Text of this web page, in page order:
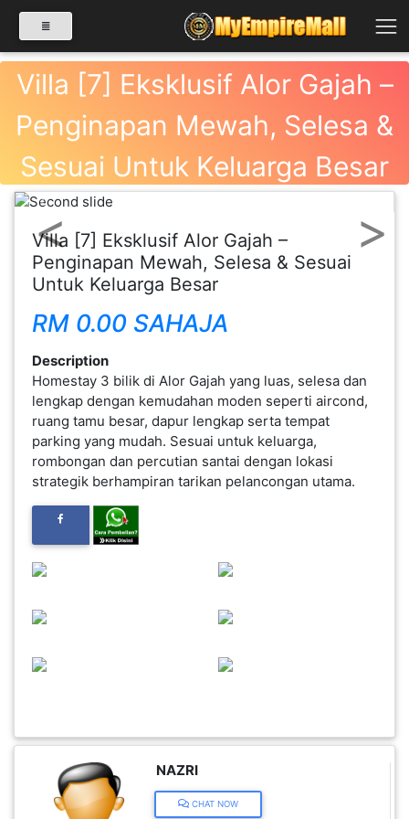
Villa [7] Eksklusif Alor Gajah –
Penginapan Mewah, Selesa &
Sesuai Untuk Keluarga Besar
Previous Next
Villa [7] Eksklusif Alor Gajah –
Penginapan Mewah, Selesa & Sesuai
Untuk Keluarga Besar
RM 0.00 SAHAJA
Description
Homestay 3 bilik di Alor Gajah yang luas, selesa dan
lengkap dengan kemudahan moden seperti aircond,
ruang tamu besar, dapur lengkap serta tempat
parking yang mudah. Sesuai untuk keluarga,
rombongan dan percutian santai dengan lokasi
strategik berhampiran tarikan pelancongan utama.
NAZRI
CHAT NOW
SELECT CATEGORY
PRODUK(0)
BABIES(0)
PERNIAGAAN
RUNCIT(1)
FESYEN
WANITA(0)
KECANTIKAN(7)
FESYEN
MINYAK
PENDIDIKAN(19)
DERMA